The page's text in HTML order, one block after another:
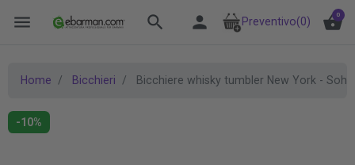
menu search person Preventivo(0) shopping_basket
0
Home Bicchieri Bicchiere whisky tumbler New York -
-10%